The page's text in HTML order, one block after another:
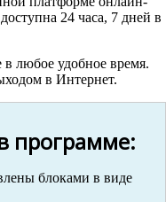
24 часа, 7 дней в
любое удобное время.
в Интернет.
программе:
блоками в виде